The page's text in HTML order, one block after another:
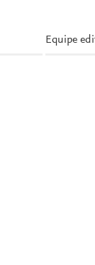
Equipe